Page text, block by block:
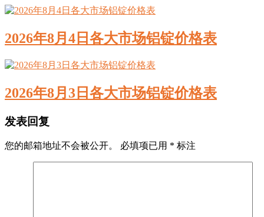
2026年8月4日各大市场铝锭价格表
2026年8月3日各大市场铝锭价格表
发表回复
您的邮箱地址不会被公开。 必填项已用 * 标注